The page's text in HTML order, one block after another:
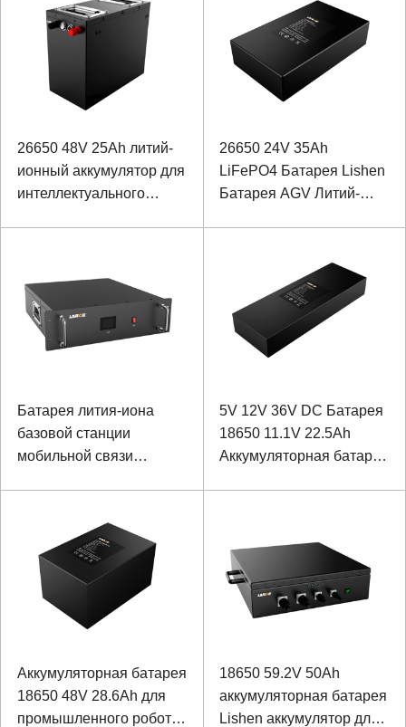
26650 48V 25Ah литий-
ионный аккумулятор для
интеллектуального
26650 24V 35Ah
LiFePO4 Батарея Lishen
Батарея AGV Литий-
Батарея лития-иона
базовой станции
мобильной связи
5V 12V 36V DC Батарея
18650 11.1V 22.5Ah
Аккумуляторная батарея
Аккумуляторная батарея
18650 48V 28.6Ah для
промышленного робота
18650 59.2V 50Ah
аккумуляторная батарея
Lishen аккумулятор для